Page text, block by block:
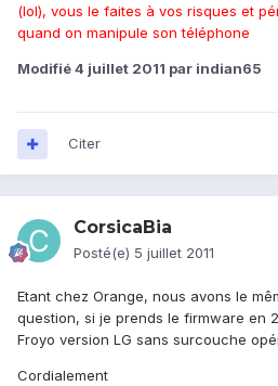
(lol), vous le faites à vos risques et
quand on manipule son téléphone
Modifié4 juillet 2011 par indian65
Citer
CorsicaBia
Posté(e) 5 juillet 2011
Etant chez Orange, nous avons le
question, si je prends le firmware en
Froyo version LG sans surcouche
Cordialement